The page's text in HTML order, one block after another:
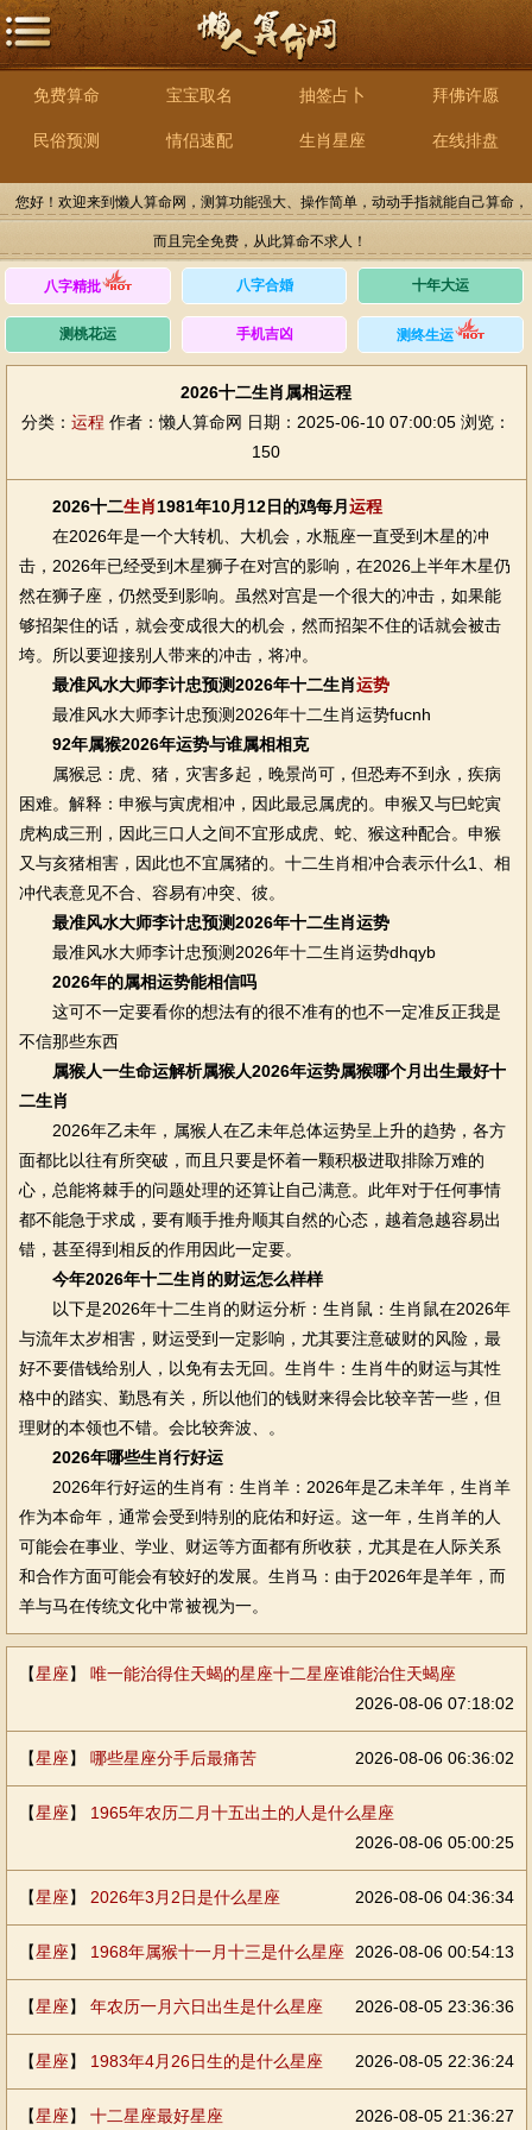
免费算命 宝宝取名 抽签占卜 拜佛许愿
民俗预测 情侣速配 生肖星座 在线排盘
您好！欢迎来到懒人算命网，测算功能强大、操作简单，动动手指就能自己算命，
而且完全免费，从此算命不求人！
八字精批 八字合婚 十年大运
测桃花运 手机吉凶 测终生运
2026十二生肖属相运程
分类： 运程 作者：懒人算命网 日期：2025-06-10 07:00:05 浏览：
150
2026十二生肖1981年10月12日的鸡每月 运程
在2026年是一个大转机、大机会，水瓶座一直受到木星的冲
击，2026年已经受到木星狮子在对宫的影响，在2026上半年木星仍
然在狮子座，仍然受到影响。虽然对宫是一个很大的冲击，如果能
够招架住的话，就会变成很大的机会，然而招架不住的话就会被击
垮。所以要迎接别人带来的冲击，将冲。
最准风水大师李计忠预测2026年十二生肖运势
最准风水大师李计忠预测2026年十二生肖运势fucnh
92年属猴2026年运势与谁属相相克
属猴忌：虎、猪，灾害多起，晚景尚可，但恐寿不到永，疾病
困难。解释：申猴与寅虎相冲，因此最忌属虎的。申猴又与巳蛇寅
虎构成三刑，因此三口人之间不宜形成虎、蛇、猴这种配合。申猴
又与亥猪相害，因此也不宜属猪的。十二生肖相冲合表示什么1、相
冲代表意见不合、容易有冲突、彼。
最准风水大师李计忠预测2026年十二生肖运势
最准风水大师李计忠预测2026年十二生肖运势dhqyb
2026年的属相运势能相信吗
这可不一定要看你的想法有的很不准有的也不一定准反正我是
不信那些东西
属猴人一生命运解析属猴人2026年运势属猴哪个月出生最好十
二生肖
2026年乙未年，属猴人在乙未年总体运势呈上升的趋势，各方
面都比以往有所突破，而且只要是怀着一颗积极进取排除万难的
心，总能将棘手的问题处理的还算让自己满意。此年对于任何事情
都不能急于求成，要有顺手推舟顺其自然的心态，越着急越容易出
错，甚至得到相反的作用因此一定要。
今年2026年十二生肖的财运怎么样样
以下是2026年十二生肖的财运分析：生肖鼠：生肖鼠在2026年
与流年太岁相害，财运受到一定影响，尤其要注意破财的风险，最
好不要借钱给别人，以免有去无回。生肖牛：生肖牛的财运与其性
格中的踏实、勤恳有关，所以他们的钱财来得会比较辛苦一些，但
理财的本领也不错。会比较奔波、。
2026年哪些生肖行好运
2026年行好运的生肖有：生肖羊：2026年是乙未羊年，生肖羊
作为本命年，通常会受到特别的庇佑和好运。这一年，生肖羊的人
可能会在事业、学业、财运等方面都有所收获，尤其是在人际关系
和合作方面可能会有较好的发展。生肖马：由于2026年是羊年，而
羊与马在传统文化中常被视为一。
【星座】 唯一能治得住天蝎的星座十二星座谁能治住天蝎座
2026-08-06 07:18:02
【星座】 哪些星座分手后最痛苦 2026-08-06 06:36:02
【星座】 1965年农历二月十五出土的人是什么星座
2026-08-06 05:00:25
【星座】 2026年3月2日是什么星座 2026-08-06 04:36:34
【星座】 1968年属猴十一月十三是什么星座 2026-08-06 00:54:13
【星座】 年农历一月六日出生是什么星座 2026-08-05 23:36:36
【星座】 1983年4月26日生的是什么星座 2026-08-05 22:36:24
【星座】 十二星座最好星座 2026-08-05 21:36:27